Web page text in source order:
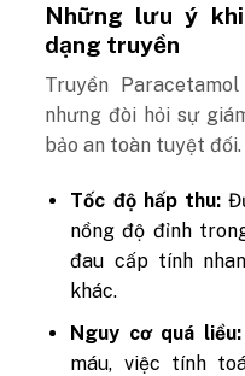
Những lưu ý
dạng truyền
Truyền
nhưng đòi hỏi sự
bảo an toàn tuyệt đối.
Tốc độ hấp thu:
nồng độ đỉnh
đau cấp tính
khác.
Nguy cơ quá liều:
máu, việc tính